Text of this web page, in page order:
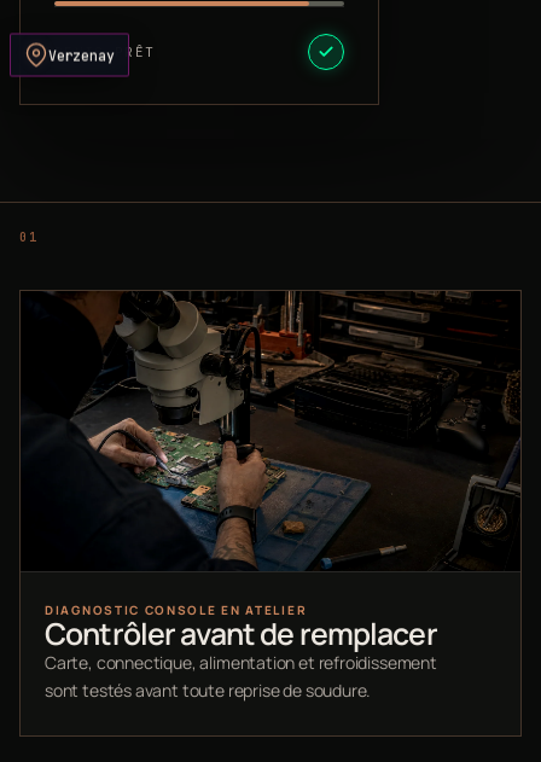
DEVIS PRÊT
Verzenay
DIAGNOSTIC CONSOLE EN ATELIER
Contrôler avant de remplacer
Carte, connectique, alimentation et refroidissement
sont testés avant toute reprise de soudure.